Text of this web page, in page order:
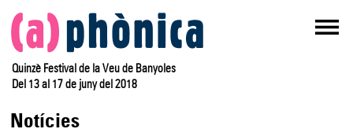
Quinzè Festival de la Veu de Banyoles
Del 13 al 17 de juny del 2018
Notícies